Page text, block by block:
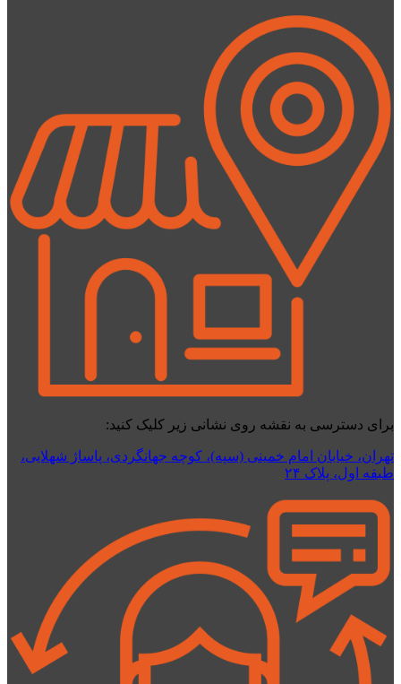
برای دسترسی به نقشه روی نشانی زیر کلیک کنید:
تهران، خیابان امام خمینی (سپه)، کوچه جهانگردی،‌ پاساژ شهلایی،
طبقه اول، پلاک ۲۴